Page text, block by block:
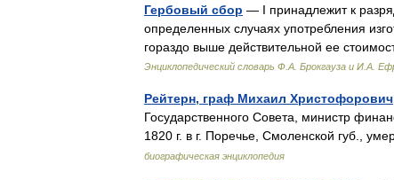
Гербовый сбор — I принадлежит к
определенных случаях употребления
гораздо выше действительной ее
Энциклопедический словарь Ф.А. Брокгауза и И.А.
Рейтерн, граф Михаил Христофорович
Государственного Совета, министр
1820 г. в г. Поречье, Смоленской губ.,
биографическая энциклопедия